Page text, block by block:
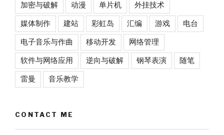
加密与破解 动漫 单片机 外挂技术
媒体制作 建站 彩虹岛 汇编 游戏 电台
电子音乐与作曲 移动开发 网络管理
软件与网络应用 逆向与破解 钢琴表演 随笔
雷曼 音乐教学
CONTACT ME